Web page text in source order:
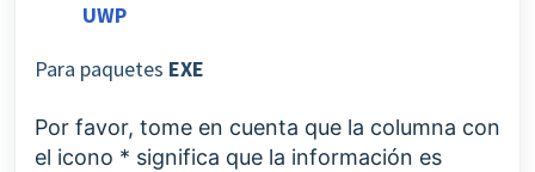
UWP
Para paquetes EXE
Por favor, tome en cuenta que la columna con
el icono * significa que la información es